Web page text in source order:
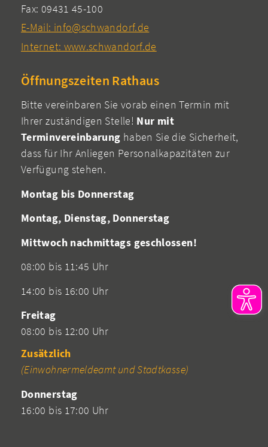
Fax: 09431 45-100
E-Mail: info@schwandorf.de
Internet: www.schwandorf.de
Öffnungszeiten Rathaus
Bitte vereinbaren Sie vorab einen Termin mit
Ihrer zuständigen Stelle! Nur mit
Terminvereinbarung haben Sie die Sicherheit,
dass für Ihr Anliegen Personalkapazitäten zur
Verfügung stehen.
Montag bis Donnerstag
Montag, Dienstag, Donnerstag
Mittwoch nachmittags geschlossen!
08:00 bis 11:45 Uhr
14:00 bis 16:00 Uhr
Freitag
08:00 bis 12:00 Uhr
Zusätzlich
(Einwohnermeldeamt und Stadtkasse)
Donnerstag
16:00 bis 17:00 Uhr